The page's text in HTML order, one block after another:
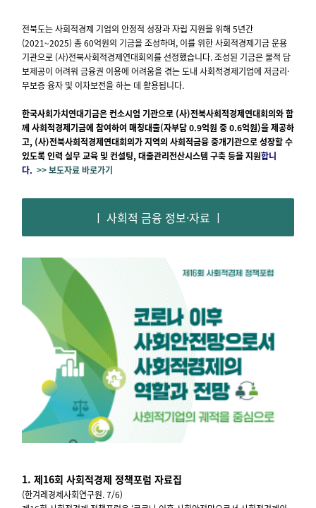
전북도는 사회적경제 기업의 안정적 성장과 자립 지원을 위해 5년간
(2021~2025) 총 60억원의 기금을 조성하며, 이를 위한 사회적경제기금 운용
기관으로 (사)전북사회적경제연대회의를 선정했습니다.조성된 기금은 물적 담
보제공이 어려워 금융권 이용에 어려움을 겪는 도내 사회적경제기업에 저금리·
무보증 융자 및 이차보전을 하는 데 활용됩니다.
한국사회가치연대기금은컨소시엄 기관으로 (사)전북사회적경제연대회의와 함
께사회적경제기금에 참여하여 매칭대출(자부담 0.9억원 중 0.6억원)을 제공하
고, (사)전북사회적경제연대회의가 지역의 사회적금융 중개기관으로 성장할 수
있도록 인력 실무 교육 및 컨설팅, 대출관리전산시스템 구축 등을 지원합니
다. >>보도자료 바로가기
ㅣ 사회적 금융 정보·자료 ㅣ
1. 제16회 사회적경제 정책포럼 자료집
(한겨레경제사회연구원. 7/6)